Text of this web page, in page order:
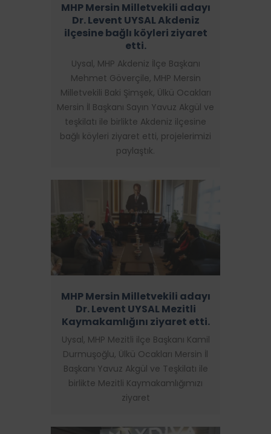
MHP Mersin Milletvekili adayı
Dr. Levent UYSAL Akdeniz
ilçesine bağlı köyleri ziyaret
etti.
Uysal, MHP Akdeniz İlçe Başkanı
Mehmet Göverçile, MHP Mersin
Milletvekili Baki Şimşek, Ülkü Ocakları
Mersin İl Başkanı Sayın Yavuz Akgül ve
teşkilatı ile birlikte Akdeniz ilçesine
bağlı köyleri ziyaret etti, projelerimizi
paylaştık.
MHP Mersin Milletvekili adayı
Dr. Levent UYSAL Mezitli
Kaymakamlığını ziyaret etti.
Uysal, MHP Mezitli ilçe Başkanı Kamil
Durmuşoğlu, Ülkü Ocakları Mersin İl
Başkanı Yavuz Akgül ve Teşkilatı ile
birlikte Mezitli Kaymakamlığımızı
ziyaret